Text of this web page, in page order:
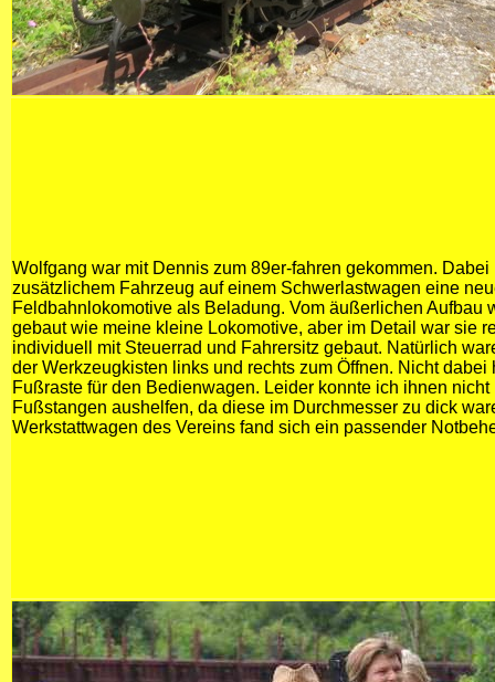
Wolfgang war mit Dennis zum 89er-fahren gekommen. Dabei
zusätzlichem Fahrzeug auf einem Schwerlastwagen eine
Feldbahnlokomotive als Beladung. Vom äußerlichen Aufbau
gebaut wie meine kleine Lokomotive, aber im Detail war sie
individuell mit Steuerrad und Fahrersitz gebaut. Natürlich
der Werkzeugkisten links und rechts zum Öffnen. Nicht dabei
Fußraste für den Bedienwagen. Leider konnte ich ihnen nicht
Fußstangen aushelfen, da diese im Durchmesser zu dick
Werkstattwagen des Vereins fand sich ein passender